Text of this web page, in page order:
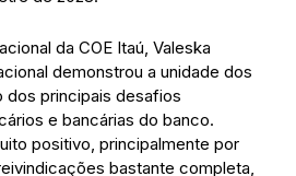
da COE Itaú, Valeska
demonstrou a unidade dos
dos principais desafios
e bancárias do banco.
positivo, principalmente por
bastante completa,